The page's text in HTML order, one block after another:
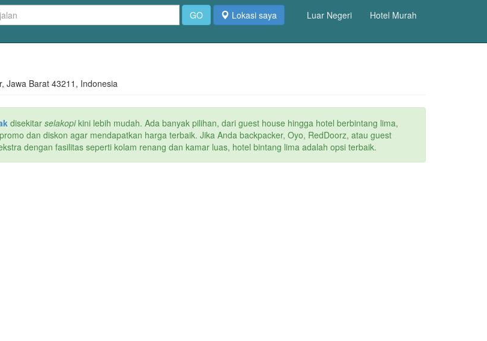
GO Lokasi saya Luar Negeri Hotel Murah
Jawa Barat 43211, Indonesia
disekitar selakopikini lebih mudah. Ada banyak pilihan, dari guest house hingga hotel berbintang lima,
dan diskon agar mendapatkan harga terbaik. Jika Anda backpacker, Oyo, RedDoorz, atau guest
dengan fasilitas seperti kolam renang dan kamar luas, hotel bintang lima adalah opsi terbaik.